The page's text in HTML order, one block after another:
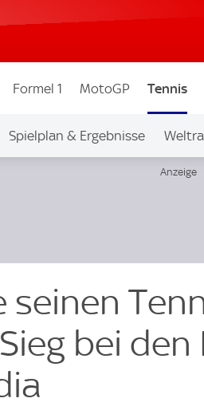
Formel 1 MotoGP Tennis
Spielplan & Ergebnisse
bei den